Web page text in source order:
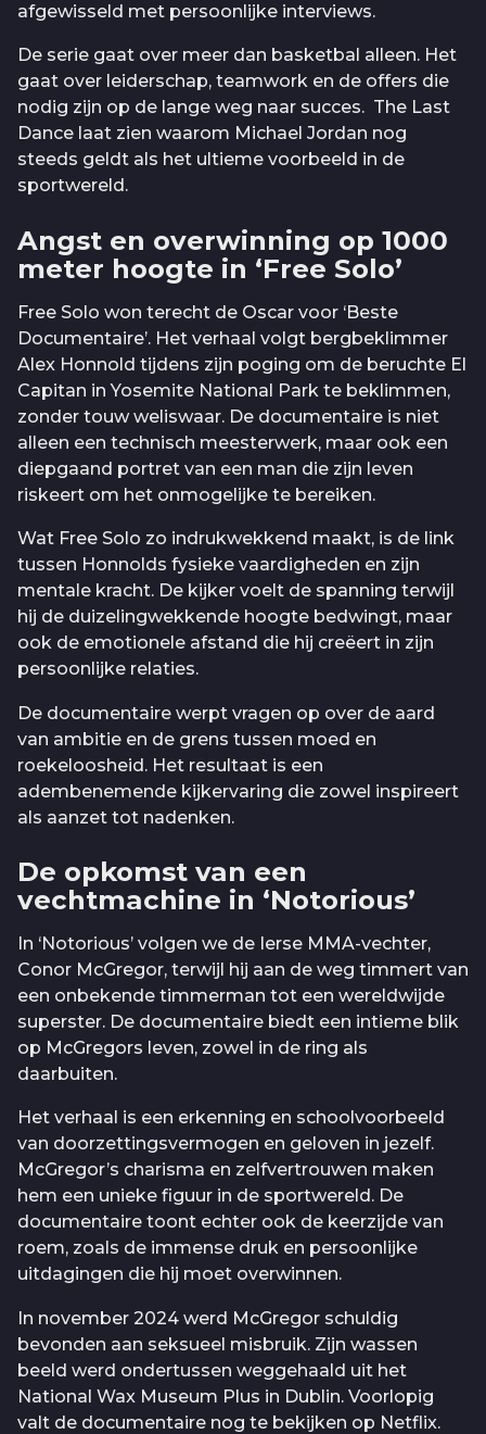
afgewisseld met persoonlijke interviews.
De serie gaat over meer dan basketbal alleen. Het
gaat over leiderschap, teamwork en de offers die
nodig zijn op de lange weg naar succes. The Last
Dance laat zien waarom Michael Jordan nog
steeds geldt als het ultieme voorbeeld in de
sportwereld.
Angst en overwinning op 1000
meter hoogte in ‘Free Solo’
Free Solo won terecht de Oscar voor ‘Beste
Documentaire’. Het verhaal volgt bergbeklimmer
Alex Honnold tijdens zijn poging om de beruchte El
Capitan in Yosemite National Park te beklimmen,
zonder touw weliswaar. De documentaire is niet
alleen een technisch meesterwerk, maar ook een
diepgaand portret van een man die zijn leven
riskeert om het onmogelijke te bereiken.
Wat Free Solo zo indrukwekkend maakt, is de link
tussen Honnolds fysieke vaardigheden en zijn
mentale kracht. De kijker voelt de spanning terwijl
hij de duizelingwekkende hoogte bedwingt, maar
ook de emotionele afstand die hij creëert in zijn
persoonlijke relaties.
De documentaire werpt vragen op over de aard
van ambitie en de grens tussen moed en
roekeloosheid. Het resultaat is een
adembenemende kijkervaring die zowel inspireert
als aanzet tot nadenken.
De opkomst van een
vechtmachine in ‘Notorious’
In ‘Notorious’ volgen we de Ierse MMA-vechter,
Conor McGregor, terwijl hij aan de weg timmert van
een onbekende timmerman tot een wereldwijde
superster. De documentaire biedt een intieme blik
op McGregors leven, zowel in de ring als
daarbuiten.
Het verhaal is een erkenning en schoolvoorbeeld
van doorzettingsvermogen en geloven in jezelf.
McGregor’s charisma en zelfvertrouwen maken
hem een unieke figuur in de sportwereld. De
documentaire toont echter ook de keerzijde van
roem, zoals de immense druk en persoonlijke
uitdagingen die hij moet overwinnen.
In november 2024 werd McGregor schuldig
bevonden aan seksueel misbruik. Zijn wassen
beeld werd ondertussen weggehaald uit het
National Wax Museum Plus in Dublin. Voorlopig
valt de documentaire nog te bekijken op Netflix.